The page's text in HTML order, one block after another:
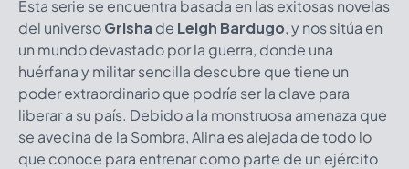
Esta serie se encuentra basada en las exitosas novelas
del universoGrisha de Leigh Bardugo, y nos sitúa en
un mundo devastado por la guerra, donde una
huérfana y militar sencilla descubre que tiene un
poder extraordinario que podría ser la clave para
liberar a su país. Debido a la monstruosa amenaza que
se avecina de la Sombra, Alina es alejada de todo lo
que conoce para entrenar como parte de un ejército